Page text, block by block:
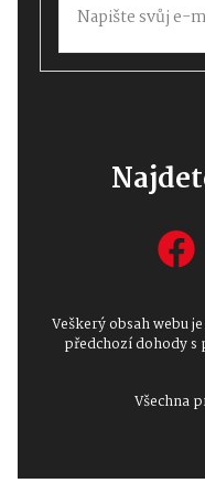
Veškerý obsah webu
předchozí dohody
Všechna